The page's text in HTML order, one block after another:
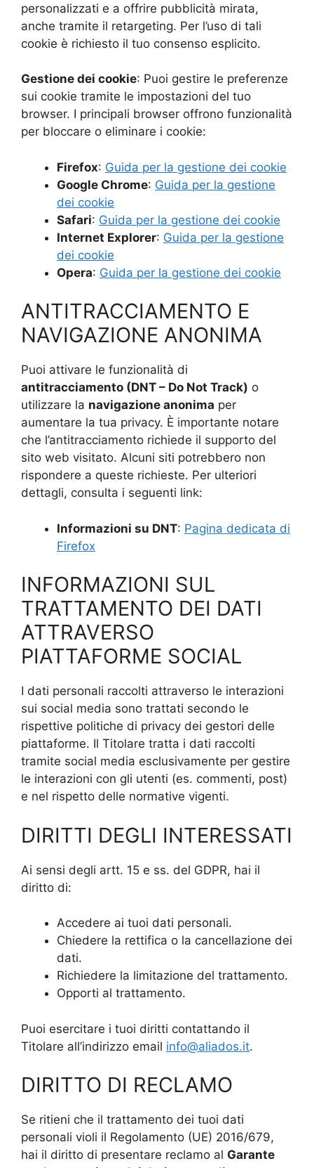
personalizzati e a offrire pubblicità mirata,
anche tramite il retargeting. Per l’uso di tali
cookie è richiesto il tuo consenso esplicito.
Gestione dei cookie: Puoi gestire le preferenze
sui cookie tramite le impostazioni del tuo
browser. I principali browser offrono funzionalità
per bloccare o eliminare i cookie:
Firefox: Guida per la gestione dei cookie
Google Chrome: Guida per la gestione
dei cookie
Safari: Guida per la gestione dei cookie
Internet Explorer: Guida per la gestione
dei cookie
Opera: Guida per la gestione dei cookie
ANTITRACCIAMENTO E
NAVIGAZIONE ANONIMA
Puoi attivare le funzionalità di
antitracciamento (DNT – Do Not Track) o
utilizzare la navigazione anonima per
aumentare la tua privacy. È importante notare
che l’antitracciamento richiede il supporto del
sito web visitato. Alcuni siti potrebbero non
rispondere a queste richieste. Per ulteriori
dettagli, consulta i seguenti link:
Informazioni su DNT: Pagina dedicata di
Firefox
INFORMAZIONI SUL
TRATTAMENTO DEI DATI
ATTRAVERSO
PIATTAFORME SOCIAL
I dati personali raccolti attraverso le interazioni
sui social media sono trattati secondo le
rispettive politiche di privacy dei gestori delle
piattaforme. Il Titolare tratta i dati raccolti
tramite social media esclusivamente per gestire
le interazioni con gli utenti (es. commenti, post)
e nel rispetto delle normative vigenti.
DIRITTI DEGLI INTERESSATI
Ai sensi degli artt. 15 e ss. del GDPR, hai il
diritto di:
Accedere ai tuoi dati personali.
Chiedere la rettifica o la cancellazione dei
dati.
Richiedere la limitazione del trattamento.
Opporti al trattamento.
Puoi esercitare i tuoi diritti contattando il
Titolare all’indirizzo email info@aliados.it.
DIRITTO DI RECLAMO
Se ritieni che il trattamento dei tuoi dati
personali violi il Regolamento (UE) 2016/679,
hai il diritto di presentare reclamo al Garante